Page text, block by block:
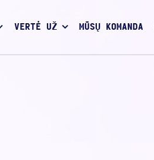
VERTĖ UŽ MŪSŲ KOMANDA